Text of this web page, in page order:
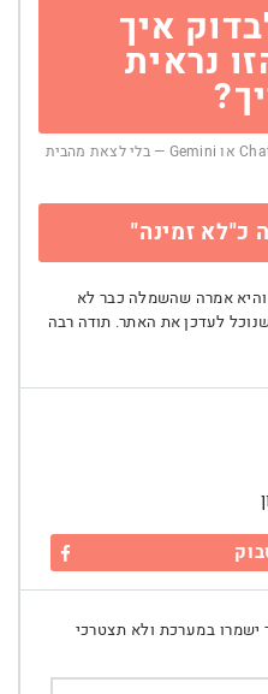
איך
נראית
כ"לא זמינה"
אמרה שהשמלה כבר לא
שנוכל לעדכן את האתר. תודה רבה
במערכת ולא תצטרכי